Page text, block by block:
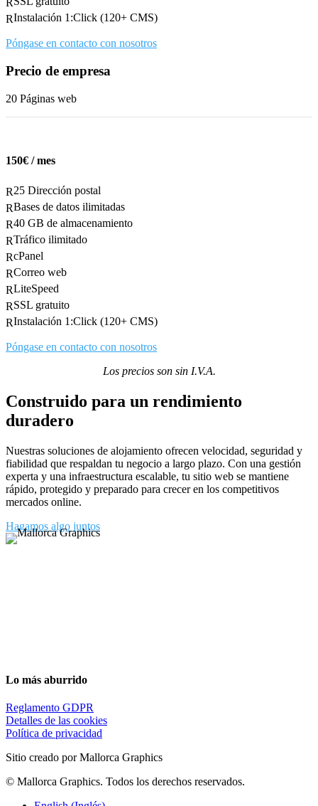
R
RInstalación 1:Click (120+ CMS)
Póngase en contacto con nosotros
Precio de empresa
20 Páginas web
150€ / mes
R25 Dirección postal
RBases de datos ilimitadas
R40 GB de almacenamiento
RTráfico ilimitado
RcPanel
RCorreo web
RLiteSpeed
RSSL gratuito
RInstalación 1:Click (120+ CMS)
Póngase en contacto con nosotros
Los precios son sin I.V.A.
Construido para un rendimiento
duradero
Nuestras soluciones de alojamiento ofrecen velocidad, seguridad y
fiabilidad que respaldan tu negocio a largo plazo. Con una gestión
experta y una infraestructura escalable, tu sitio web se mantiene
rápido, protegido y preparado para crecer en los competitivos
mercados online.
Hagamos algo juntos
Lo más aburrido
Reglamento GDPR
Detalles de las cookies
Política de privacidad
Sitio creado por Mallorca Graphics
© Mallorca Graphics. Todos los derechos reservados.